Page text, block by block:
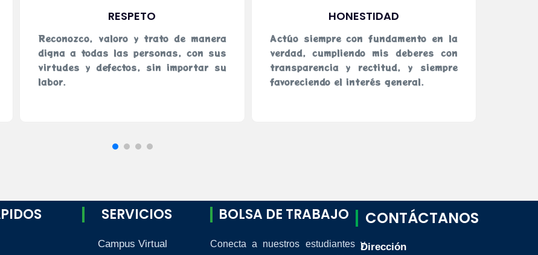
RESPETO
Reconozco, valoro y trato de manera
digna a todas las personas, con sus
virtudes y defectos, sin importar su
labor.
HONESTIDAD
Actúo siempre con fundamento en la
verdad, cumpliendo mis deberes con
transparencia y rectitud, y siempre
favoreciendo el interés general.
SERVICIOS
Campus Virtual
BOLSA DE TRABAJO
Conecta a nuestros estudiantes y
CONTÁCTANOS
Dirección